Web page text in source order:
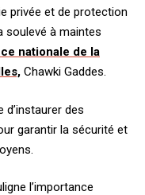
privée et de protection
soulevé à maintes
nationale de la
Chawki Gaddes.
d’instaurer des
garantir la sécurité et
l’importance